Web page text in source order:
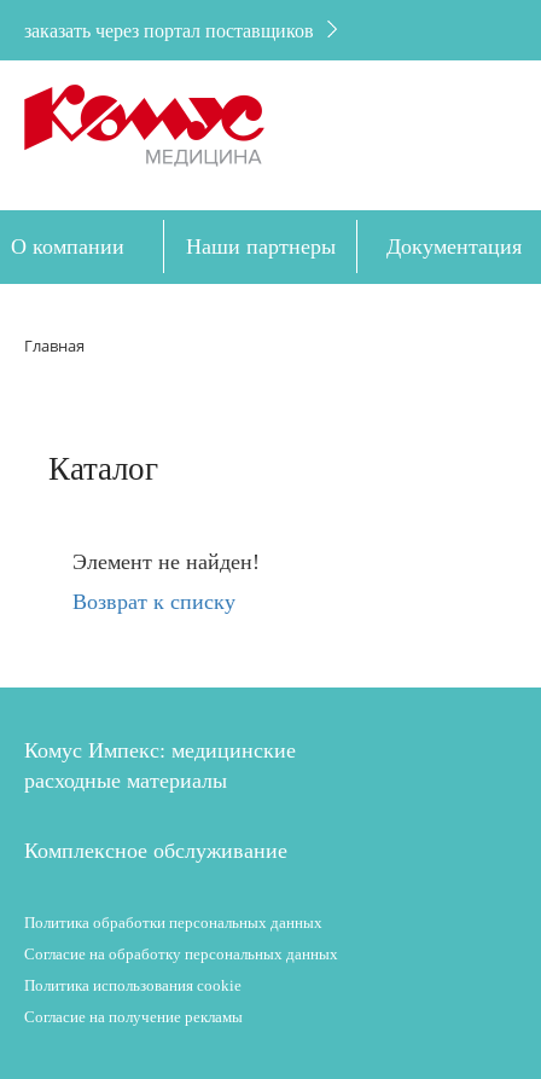
заказать через портал поставщиков
О компании Наши партнеры Документация
Главная
Каталог
Элемент не найден!
Возврат к списку
Комус Импекс: медицинские
расходные материалы
Комплексное обслуживание
Политика обработки персональных данных
Согласие на обработку персональных данных
Политика использования cookie
Согласие на получение рекламы